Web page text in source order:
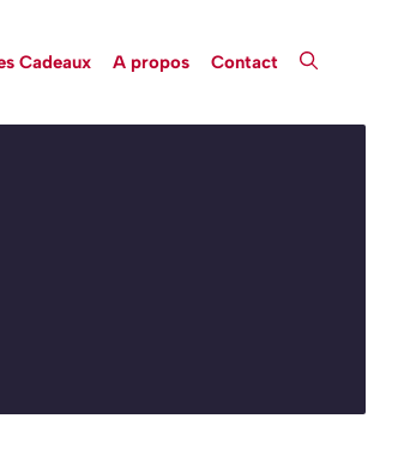
Cadeaux A propos Contact